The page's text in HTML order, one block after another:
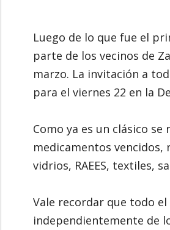
Luego de lo que fue el
parte de los vecinos de
marzo. La invitación a
para el viernes 22 en la
Como ya es un clásico
medicamentos vencidos,
vidrios, RAEES, textiles,
Vale recordar que todo
independientemente de